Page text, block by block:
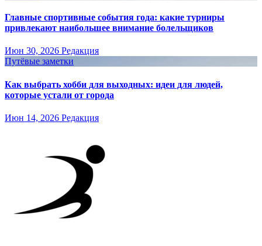
Главные спортивные события года: какие турниры
привлекают наибольшее внимание болельщиков
Июн 30, 2026 Редакция
Путёвые заметки
Как выбрать хобби для выходных: идеи для людей,
которые устали от города
Июн 14, 2026 Редакция